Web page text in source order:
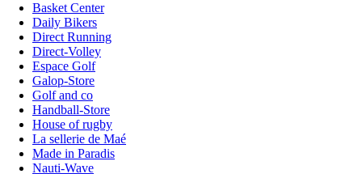
Basket Center
Daily Bikers
Direct Running
Direct-Volley
Espace Golf
Galop-Store
Golf and co
Handball-Store
House of rugby
La sellerie de Maé
Made in Paradis
Nauti-Wave